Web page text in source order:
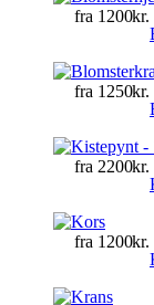
1200kr.
1250kr.
2200kr.
1200kr.